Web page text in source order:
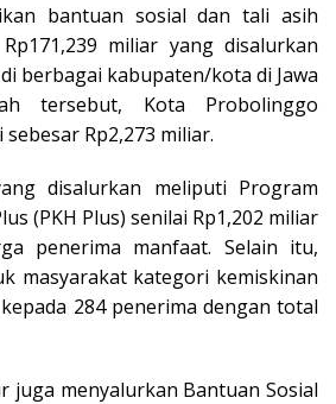
bantuan sosial dan tali asih
miliar yang disalurkan
berbagai kabupaten/kota di Jawa
tersebut, Kota Probolinggo
Rp2,273 miliar.
disalurkan meliputi Program
(PKH Plus) senilai Rp1,202 miliar
penerima manfaat. Selain itu,
masyarakat kategori kemiskinan
284 penerima dengan total
juga menyalurkan Bantuan Sosial